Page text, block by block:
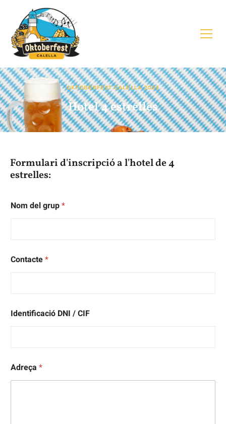
OKTOBERFEST CALELLA 2025
Hotel 4 estrelles
Formulari d'inscripció a l'hotel de 4
estrelles:
Nom del grup*
Contacte*
Identificació DNI / CIF
Adreça *